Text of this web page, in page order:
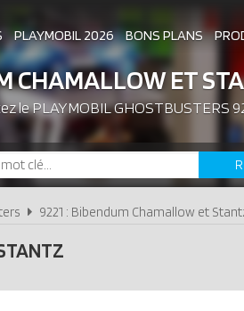
PLAYMOBIL 2026 BONS PLANS
ASSOCIATIONS DE FANS
LES PLAYMOBIL LES
CHAMALLOW ET
lePLAYMOBIL GHOSTBUSTERS
9221 : Bibendum Chamallow et